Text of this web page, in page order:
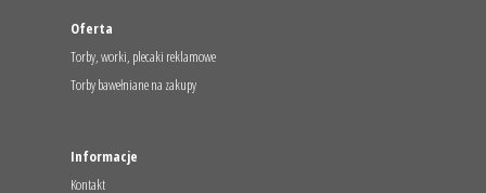
Oferta
Torby, worki, plecaki reklamowe
Torby bawełniane na zakupy
Informacje
Kontakt